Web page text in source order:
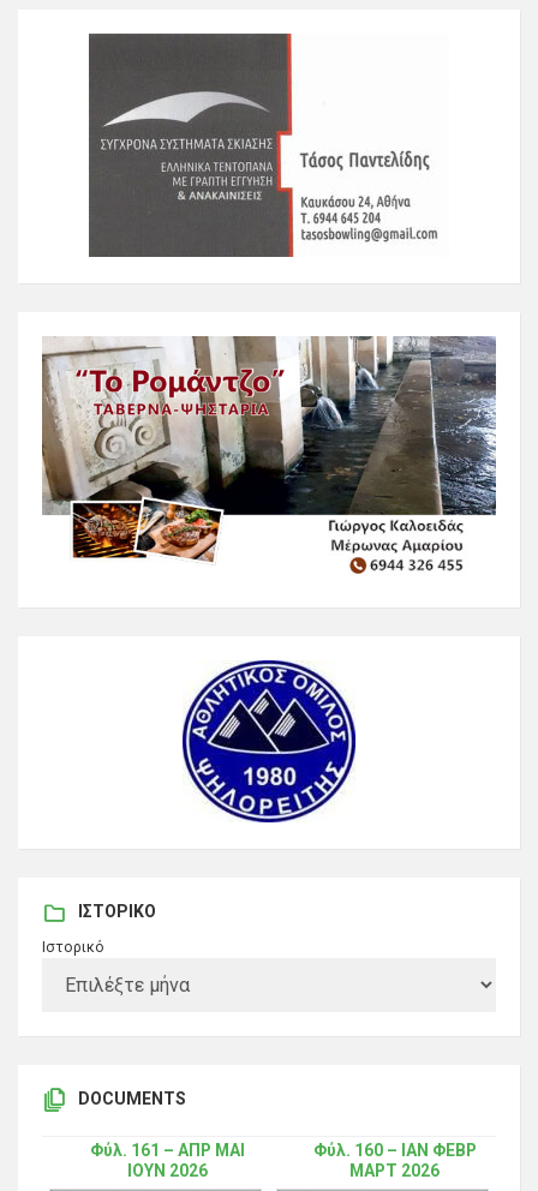
ΙΣΤΟΡΙΚΌ
Ιστορικό
DOCUMENTS
Φύλ. 161 – ΑΠΡ ΜΑΙ
ΙΟΥΝ 2026
Φύλ. 160 – ΙΑΝ ΦΕΒΡ
ΜΑΡΤ 2026